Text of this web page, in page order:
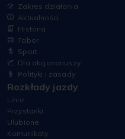
Zakres działania
Aktualności
Historia
Tabor
Sport
Dla akcjonariuszy
Polityki i zasady
Rozkłady jazdy
Linie
Przystanki
Ulubione
Komunikaty